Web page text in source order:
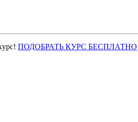
ПОДОБРАТЬ КУРС БЕСПЛАТНО